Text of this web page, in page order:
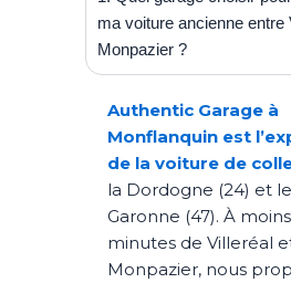
ma voiture ancienne entre
Monpazier ?
Authentic Garage à
Monflanquin est
de la voiture de
la Dordogne (24) et
Garonne (47). À
minutes de Villeréal
Monpazier, nous